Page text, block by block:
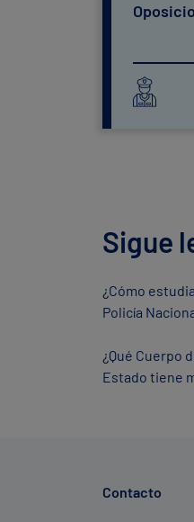
Sigue
¿Cómo
Policía
¿Qué Cuerpo
Estado tiene
Contacto